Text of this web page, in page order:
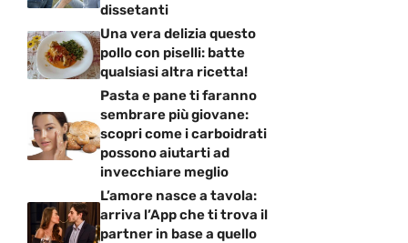
dissetanti
Una vera delizia questo
pollo con piselli: batte
qualsiasi altra ricetta!
Pasta e pane ti faranno
sembrare più giovane:
scopri come i carboidrati
possono aiutarti ad
invecchiare meglio
L’amore nasce a tavola:
arriva l’App che ti trova il
partner in base a quello